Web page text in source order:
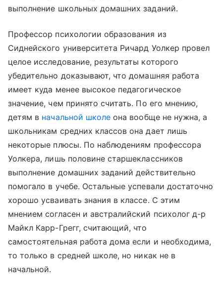
выполнение школьных домашних заданий.
Профессор психологии образования из
Сиднейского университета Ричард Уолкер провел
целое исследование, результаты которого
убедительно доказывают, что домашняя работа
имеет куда менее высокое педагогическое
значение, чем принято считать. По его мнению,
детям в начальной школе она вообще не нужна, а
школьникам средних классов она дает лишь
некоторые плюсы. По наблюдениям профессора
Уолкера, лишь половине старшеклассников
выполнение домашних заданий действительно
помогало в учебе. Остальные успевали достаточно
хорошо усваивать знания в классе. С этим
мнением согласен и австралийский психолог д-р
Майкл Карр-Грегг, считающий, что
самостоятельная работа дома если и необходима,
то только в средней школе, но никак не в
начальной.